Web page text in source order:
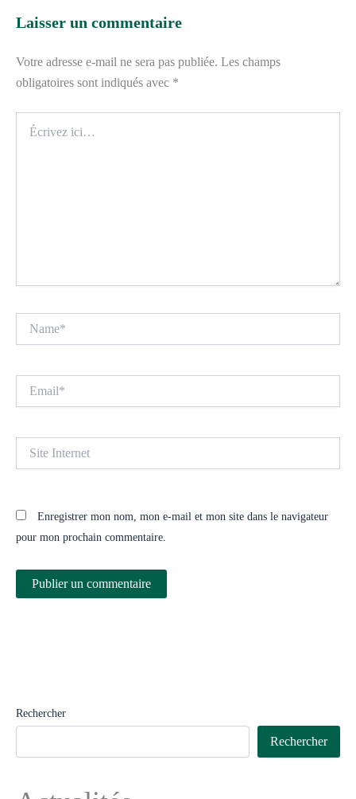
Laisser un commentaire
Votre adresse e-mail ne sera pas publiée. Les champs
obligatoires sont indiqués avec *
ici…
Internet
Enregistrer mon nom, mon e-mail et mon site dans le navigateur
pour mon prochain commentaire.
Rechercher
Rechercher